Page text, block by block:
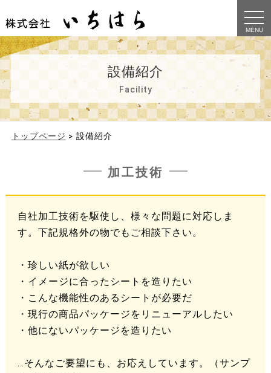
t
o
g
g
l
a
g
t
設備紹介
Facility
トップページ > 設備紹介
加工技術
自社加工技術を駆使し、様々な問題に対応しま
す。下記規格外の物でもご相談下さい。
・珍しい紙が欲しい
・イメージに合ったシートを造りたい
・こんな機能性のあるシートが必要だ
・現行の商品パッケージをリニューアルしたい
・他にないパッケージを造りたい
…そんなご要望にも、お応えしています。（サンプ